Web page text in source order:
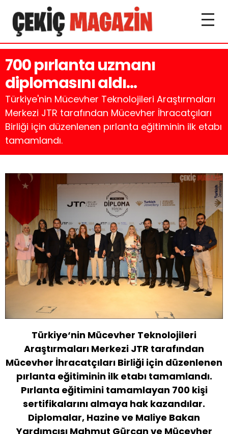
700 pırlanta uzmanı
diplomasını aldı…
Türkiye'nin Mücevher Teknolojileri Araştırmaları
Merkezi JTR tarafından Mücevher İhracatçıları
Birliği için düzenlenen pırlanta eğitiminin ilk etabı
tamamlandı.
Türkiye‘nin Mücevher Teknolojileri
Araştırmaları Merkezi JTR tarafından
Mücevher İhracatçıları Birliği için düzenlenen
pırlanta eğitiminin ilk etabı tamamlandı.
Pırlanta eğitimini tamamlayan 700 kişi
sertifikalarını almaya hak kazandılar.
Diplomalar, Hazine ve Maliye Bakan
Yardımcısı Mahmut Gürcan ve Mücevher